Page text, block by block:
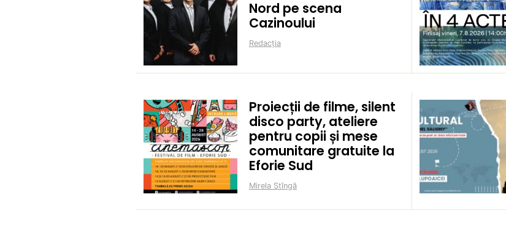
Nord pe scena
Cazinoului
Redacția
Proiecții de filme, silent
disco party, ateliere
pentru copii și mese
comunitare gratuite la
Eforie Sud
Mirela Stîngă